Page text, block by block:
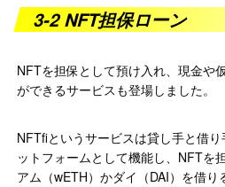
3-2 NFT担保ローン
NFTを担保として預け入れ、現金や
ができるサービスも登場しました。
NFTfiというサービスは貸し手と借
ットフォームとして機能し、NFTを
アム（wETH）かダイ（DAI）を借り